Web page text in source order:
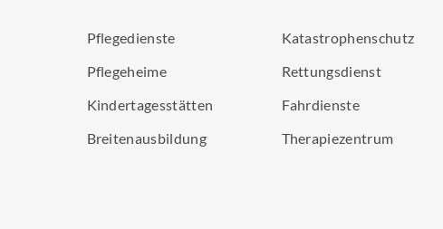
Pflegedienste
Pflegeheime
Kindertagesstätten
Breitenausbildung
Katastrophenschutz
Rettungsdienst
Fahrdienste
Therapiezentrum